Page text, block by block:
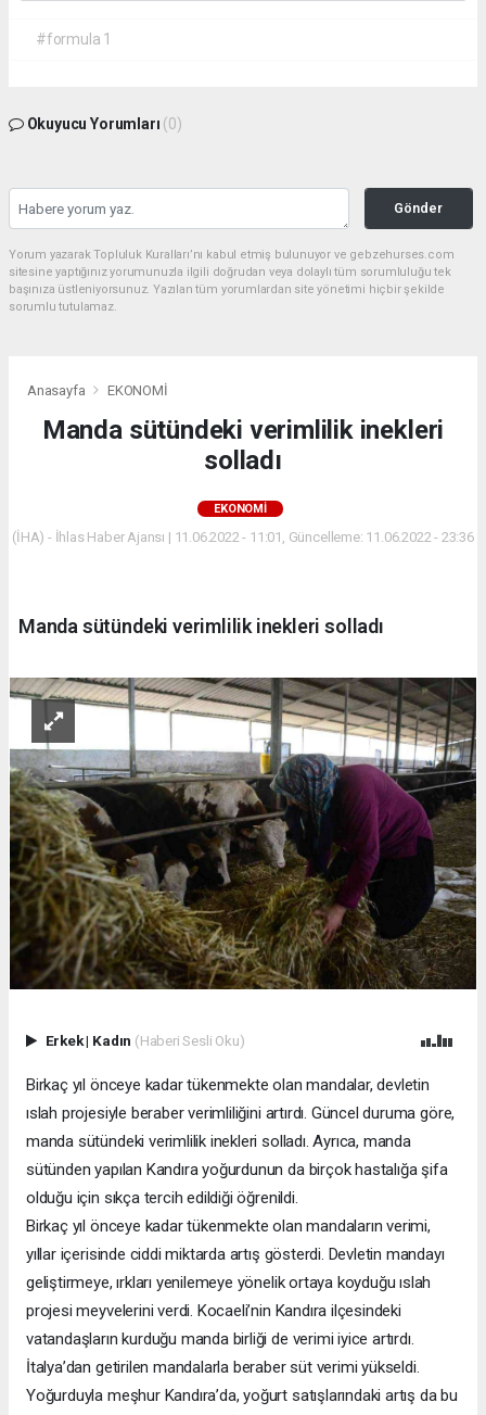
#formula 1
Okuyucu Yorumları (0)
Gönder
Yorum yazarak Topluluk Kuralları’nı kabul etmiş bulunuyor ve gebzehurses.com
sitesine yaptığınız yorumunuzla ilgili doğrudan veya dolaylı tüm sorumluluğu tek
başınıza üstleniyorsunuz. Yazılan tüm yorumlardan site yönetimi hiçbir şekilde
sorumlu tutulamaz.
Anasayfa EKONOMİ
Manda sütündeki verimlilik inekleri
solladı
EKONOMİ
(İHA) - İhlas Haber Ajansı | 11.06.2022 - 11:01, Güncelleme: 11.06.2022 - 23:36
Manda sütündeki verimlilik inekleri solladı
Erkek| Kadın (Haberi Sesli Oku)
Birkaç yıl önceye kadar tükenmekte olan mandalar, devletin
ıslah projesiyle beraber verimliliğini artırdı. Güncel duruma göre,
manda sütündeki verimlilik inekleri solladı. Ayrıca, manda
sütünden yapılan Kandıra yoğurdunun da birçok hastalığa şifa
olduğu için sıkça tercih edildiği öğrenildi.
Birkaç yıl önceye kadar tükenmekte olan mandaların verimi,
yıllar içerisinde ciddi miktarda artış gösterdi. Devletin mandayı
geliştirmeye, ırkları yenilemeye yönelik ortaya koyduğu ıslah
projesi meyvelerini verdi. Kocaeli’nin Kandıra ilçesindeki
vatandaşların kurduğu manda birliği de verimi iyice artırdı.
İtalya’dan getirilen mandalarla beraber süt verimi yükseldi.
Yoğurduyla meşhur Kandıra’da, yoğurt satışlarındaki artış da bu